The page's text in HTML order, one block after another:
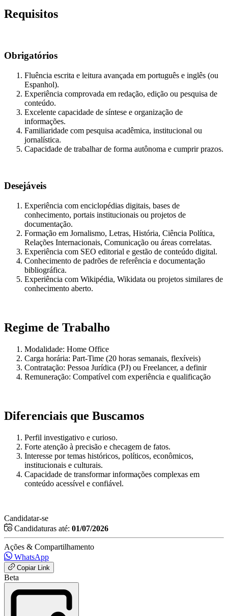
Requisitos
Obrigatórios
Fluência escrita e leitura avançada em português e inglês (ou
Espanhol).
Experiência comprovada em redação, edição ou pesquisa de
conteúdo.
Excelente capacidade de síntese e organização de
informações.
Familiaridade com pesquisa acadêmica, institucional ou
jornalística.
Capacidade de trabalhar de forma autônoma e cumprir prazos.
Desejáveis
Experiência com enciclopédias digitais, bases de
conhecimento, portais institucionais ou projetos de
documentação.
Formação em Jornalismo, Letras, História, Ciência Política,
Relações Internacionais, Comunicação ou áreas correlatas.
Experiência com SEO editorial e gestão de conteúdo digital.
Conhecimento de padrões de referência e documentação
bibliográfica.
Experiência com Wikipédia, Wikidata ou projetos similares de
conhecimento aberto.
Regime de Trabalho
Modalidade: Home Office
Carga horária: Part-Time (20 horas semanais, flexíveis)
Contratação: Pessoa Jurídica (PJ) ou Freelancer, a definir
Remuneração: Compatível com experiência e qualificação
Diferenciais que Buscamos
Perfil investigativo e curioso.
Forte atenção à precisão e checagem de fatos.
Interesse por temas históricos, políticos, econômicos,
institucionais e culturais.
Capacidade de transformar informações complexas em
conteúdo acessível e confiável.
Candidatar-se
Candidaturas até: 01/07/2026
Ações & Compartilhamento
WhatsApp
Copiar Link
Beta